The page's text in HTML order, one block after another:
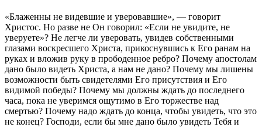
«Блаженны не видевшие и уверовавшие», — говорит
Христос. Но разве не Он говорил: «Если не увидите, не
уверуете»? Не легче ли уверовать, увидев собственными
глазами воскресшего Христа, прикоснувшись к Его ранам на
руках и вложив руку в прободенное ребро? Почему апостолам
дано было видеть Христа, а нам не дано? Почему мы лишены
возможности быть свидетелями Его присутствия и Его
видимой победы? Почему мы должны ждать до последнего
часа, пока не уверимся ощутимо в Его торжестве над
смертью? Почему надо ждать до конца, чтобы увидеть, что это
не конец? Господи, если бы мне дано было увидеть Тебя и